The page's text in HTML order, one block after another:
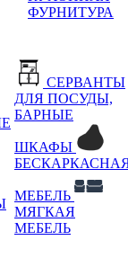
ФУРНИТУРА
СЕРВАНТЫ
ДЛЯ ПОСУДЫ,
БАРНЫЕ
ШКАФЫ
МЕБЕЛЬ
МЯГКАЯ
МЕБЕЛЬ